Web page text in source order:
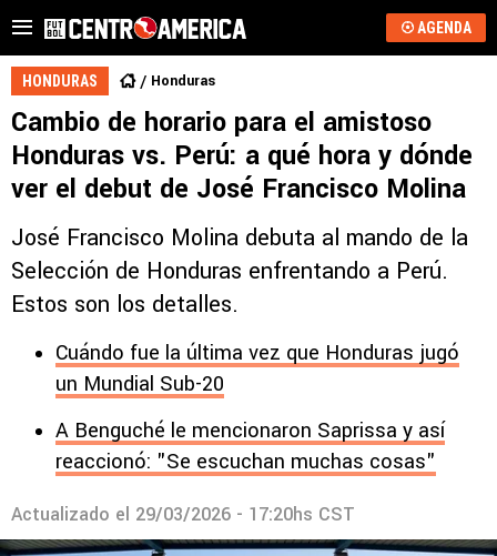
AGENDA
HONDURAS Honduras
Cambio de horario para el amistoso
Honduras vs. Perú: a qué hora y dónde
ver el debut de José Francisco Molina
José Francisco Molina debuta al mando de la
Selección de Honduras enfrentando a Perú.
Estos son los detalles.
Cuándo fue la última vez que Honduras jugó
un Mundial Sub-20
A Benguché le mencionaron Saprissa y así
reaccionó: "Se escuchan muchas cosas"
Actualizado el 29/03/2026 - 17:20hs CST